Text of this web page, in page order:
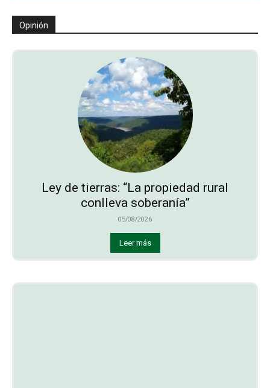
Opinión
Ley de tierras: “La propiedad rural
conlleva soberanía”
05/08/2026
Leer más